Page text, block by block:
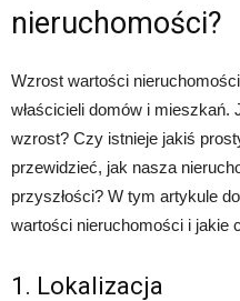
nieruchomości?
Wzrost wartości
właścicieli domów i mieszkań.
wzrost? Czy istnieje jakiś
przewidzieć, jak nasza
przyszłości? W tym artykule
wartości nieruchomości i jakie
1. Lokalizacja